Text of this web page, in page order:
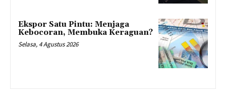
Ekspor Satu Pintu: Menjaga
Kebocoran, Membuka Keraguan?
Selasa, 4 Agustus 2026